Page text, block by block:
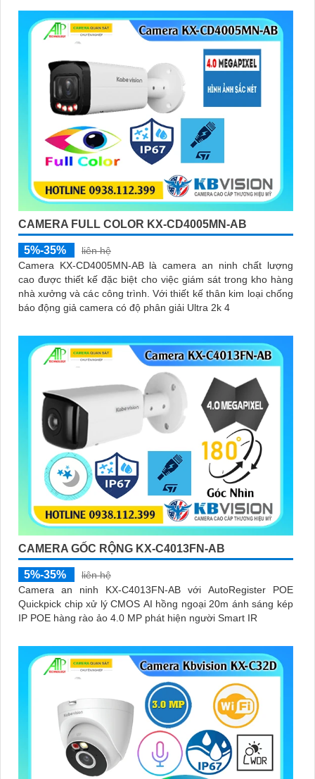
CAMERA FULL COLOR KX-CD4005MN-AB
5%-35%
liên hệ
Camera KX-CD4005MN-AB là camera an ninh chất lượng
cao được thiết kế đặc biệt cho việc giám sát trong kho hàng
nhà xưởng và các công trình. Với thiết kế thân kim loại chống
báo động giả camera có độ phân giải Ultra 2k 4
CAMERA GỐC RỘNG KX-C4013FN-AB
5%-35%
liên hệ
Camera an ninh KX-C4013FN-AB với AutoRegister POE
Quickpick chip xử lý CMOS AI hồng ngoại 20m ánh sáng kép
IP POE hàng rào ảo 4.0 MP phát hiện người Smart IR